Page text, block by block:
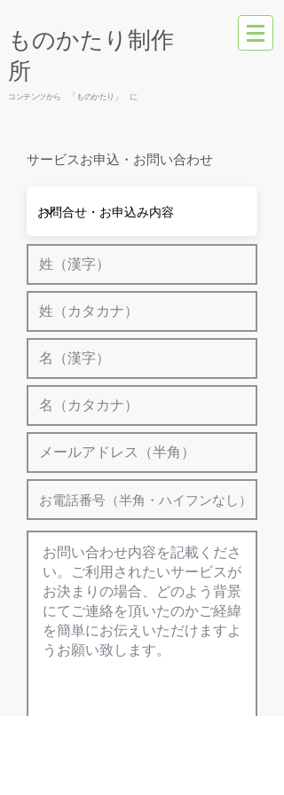
​ものかたり制作
所
コンテンツから 「ものかたり」 に
​サービスお申込・お問い合わせ